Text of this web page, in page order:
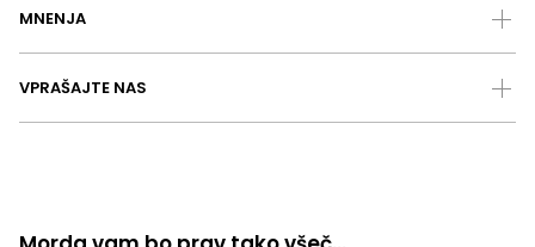
MNENJA
VPRAŠAJTE NAS